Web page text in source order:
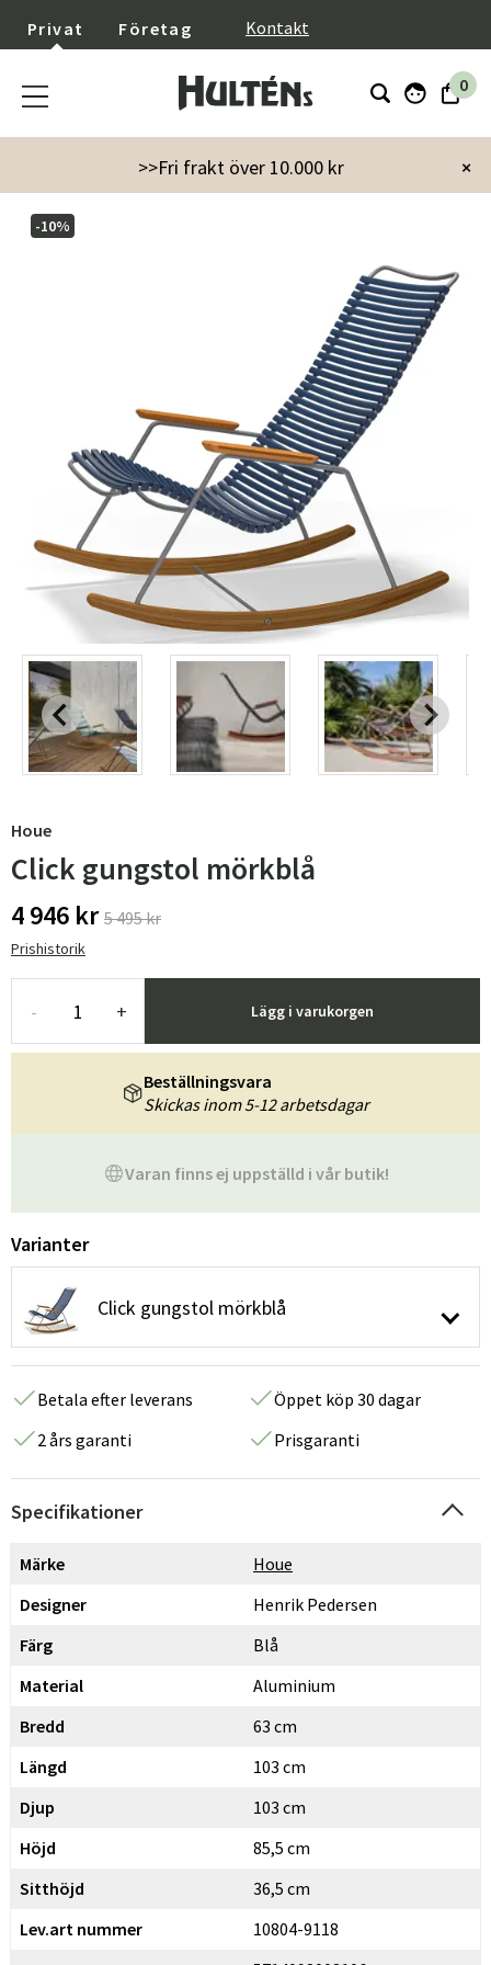
Privat Företag Kontakt
0
×
>>Fri frakt över 10.000 kr
Utemöbler Click gungstol mörkblå
-10%
Houe
Click gungstol mörkblå
4 946 kr 5 495 kr
Prishistorik
- + Lägg i varukorgen
Varan finns ej uppställd i vår butik!
Beställningsvara
Skickas inom 5-12 arbetsdagar
Varianter
Click gungstol mörkblå
Betala efter leverans
Öppet köp 30 dagar
2 års garanti
Prisgaranti
Specifikationer
Märke
Houe
Designer
Henrik Pedersen
Färg
Blå
Material
Aluminium
Bredd
63 cm
Längd
103 cm
Djup
103 cm
Höjd
85,5 cm
Sitthöjd
36,5 cm
Lev.art nummer
10804-9118